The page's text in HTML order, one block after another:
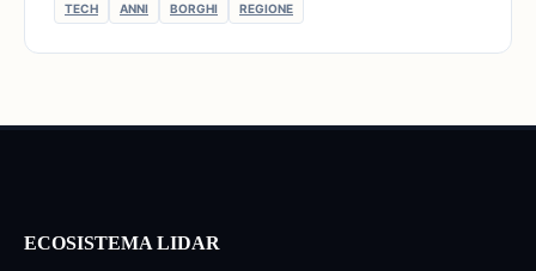
TECH ANNI BORGHI REGIONE
ECOSISTEMA LIDAR